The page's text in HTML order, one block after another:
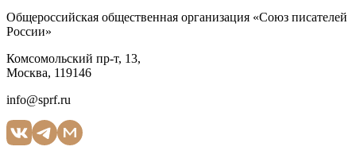
Общероссийская общественная организация «Союз писателей
России»
Комсомольский пр-т, 13,
Москва, 119146
info@sprf.ru